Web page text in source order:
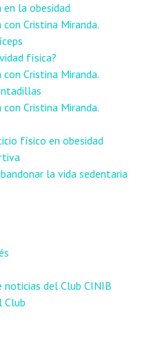
la obesidad
Cristina Miranda.
física?
Cristina Miranda.
Cristina Miranda.
físico en obesidad
la vida sedentaria
del Club CINIB
Club